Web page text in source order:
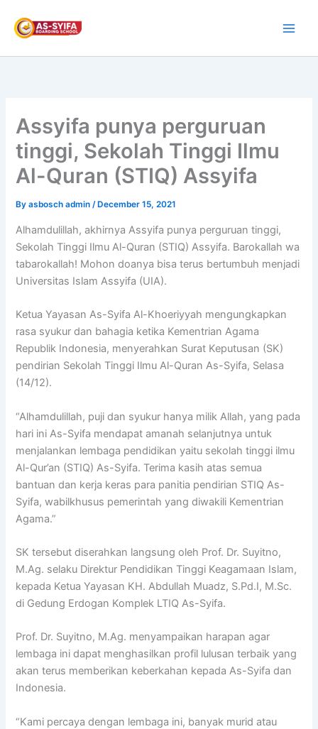
content
Assyifa punya perguruan
tinggi, Sekolah Tinggi Ilmu
Al-Quran (STIQ) Assyifa
Byasbosch admin/ December 15, 2021
Alhamdulillah, akhirnya Assyifa punya perguruan tinggi,
Sekolah Tinggi Ilmu Al-Quran (STIQ) Assyifa. Barokallah wa
tabarokallah! Mohon doanya bisa terus bertumbuh menjadi
Universitas Islam Assyifa (UIA).
Ketua Yayasan As-Syifa Al-Khoeriyyah mengungkapkan
rasa syukur dan bahagia ketika Kementrian Agama
Republik Indonesia, menyerahkan Surat Keputusan (SK)
pendirian Sekolah Tinggi Ilmu Al-Quran As-Syifa, Selasa
(14/12).
“Alhamdulillah, puji dan syukur hanya milik Allah, yang pada
hari ini As-Syifa mendapat amanah selanjutnya untuk
menjalankan lembaga pendidikan yaitu sekolah tinggi ilmu
Al-Qur’an (STIQ) As-Syifa. Terima kasih atas semua
bantuan dan kerja keras para panitia pendirian STIQ As-
Syifa, wabilkhusus pemerintah yang diwakili Kementrian
Agama.”
SK tersebut diserahkan langsung oleh Prof. Dr. Suyitno,
M.Ag. selaku Direktur Pendidikan Tinggi Keagamaan Islam,
kepada Ketua Yayasan KH. Abdullah Muadz, S.Pd.I, M.Sc.
di Gedung Erdogan Komplek LTIQ As-Syifa.
Prof. Dr. Suyitno, M.Ag. menyampaikan harapan agar
lembaga ini dapat menghasilkan profil lulusan terbaik yang
akan terus memberikan keberkahan kepada As-Syifa dan
Indonesia.
“Kami percaya dengan lembaga ini, banyak murid atau